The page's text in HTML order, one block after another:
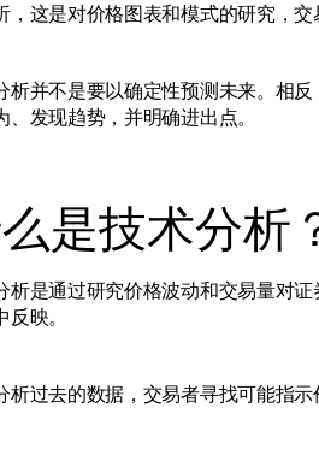
，这是对价格图表和模式的研究，交
析并不是要以确定性预测未来。相
、发现趋势，并明确进出点。
是技术分析
析是通过研究价格波动和交易量对
映。
析过去的数据，交易者寻找可能指示